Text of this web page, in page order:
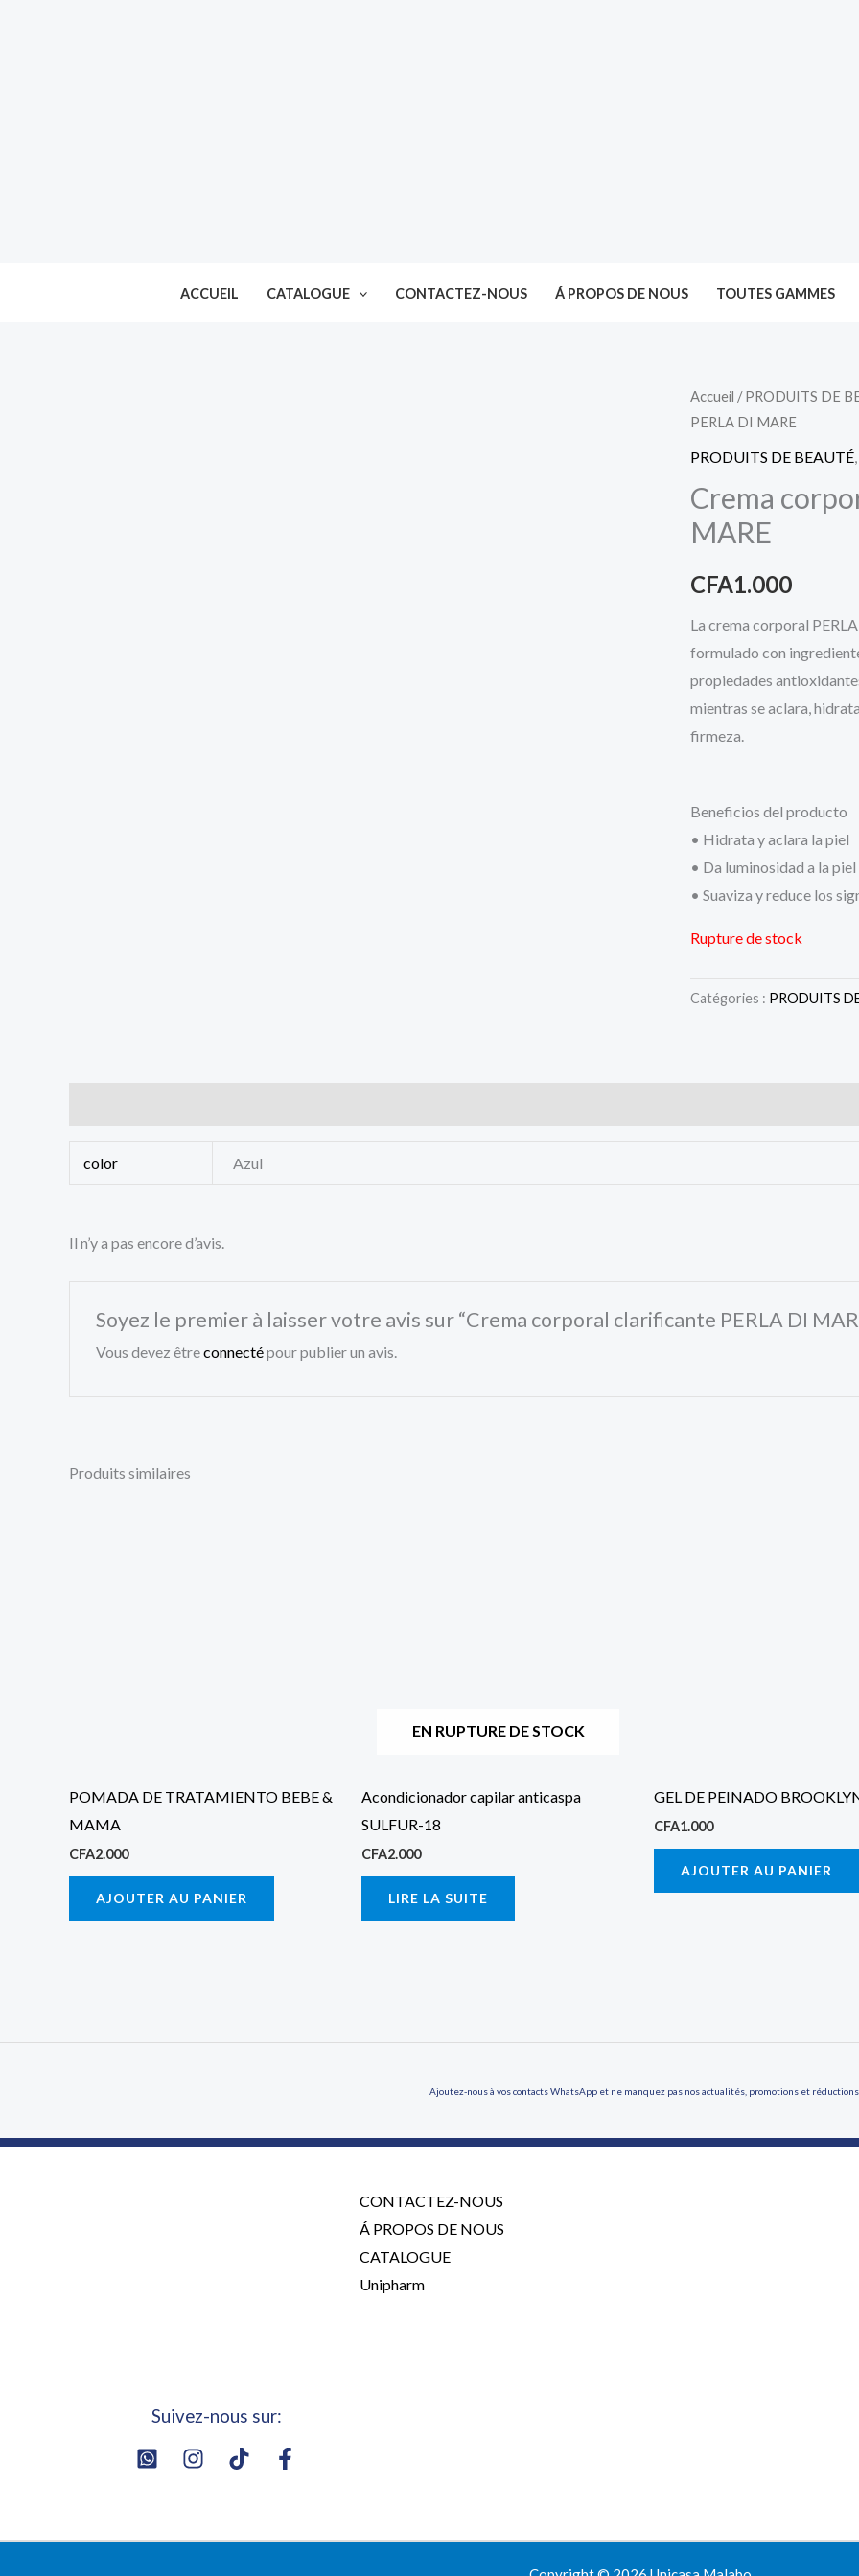
ACCUEIL CATALOGUE CONTACTEZ-NOUS Á PROPOS DE NOUS TOUTES GAMMES
Accueil /PRODUITS DE
PERLA DI MARE
PRODUITS DE BEAUTÉ
Crema
MARE
CFA1.000
La crema corporal
formulado con
propiedades
mientras se aclara,
firmeza.
Beneficios del producto
• Hidrata y aclara la piel
• Da luminosidad a la piel
• Suaviza y reduce los
Rupture de stock
Catégories : PRODUITS
color Azul
Il n’y a pas encore d’avis.
Soyez le premier à laisser votre avis sur “Crema corporal clarificante PERLA DI
Vous devez êtreconnectépour publier un avis.
Produits similaires
POMADA DE TRATAMIENTO BEBE &
MAMA
CFA2.000
AJOUTER AU PANIER
EN RUPTURE DE STOCK
Acondicionador capilar anticaspa
SULFUR-18
CFA2.000
LIRE LA SUITE
GEL DE PEINADO
CFA1.000
AJOUTER AU PANIER
Ajoutez-nous à vos contacts WhatsApp et ne manquez pas nos actualités, promotions et réductions
Suivez-nous sur:
CONTACTEZ-NOUS
Á PROPOS DE NOUS
CATALOGUE
Unipharm